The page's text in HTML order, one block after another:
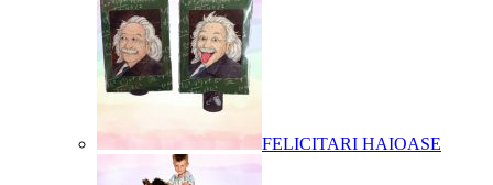
FELICITARI HAIOASE